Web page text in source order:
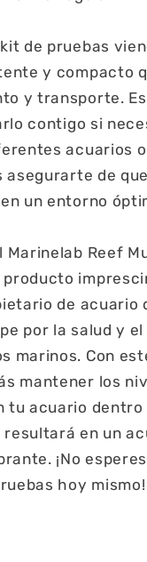
de pruebas
y compacto
y transporte.
contigo si
acuarios
asegurarte de
un entorno
Marinelab Reef
producto
de acuario
por la salud y
marinos. Con
mantener los
tu acuario dentro
resultará en un
¡No
hoy mismo!